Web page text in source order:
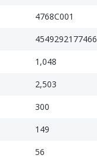
4768C001
4549292177466
1,048
2,503
300
149
56